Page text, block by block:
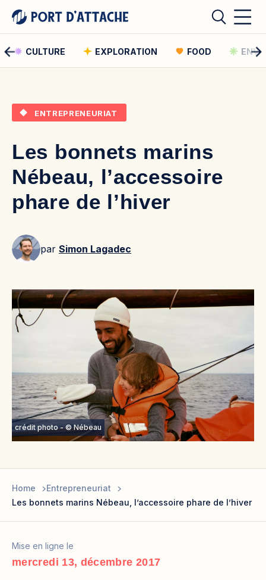
CULTURE EXPLORATION FOOD
Comment pouvons-nous vous aider ?
Rechercher
ENTREPRENEURIAT
Les bonnets marins
Nébeau, l’accessoire
phare de l’hiver
par Simon Lagadec
crédit photo - © Nébeau
Home
Entrepreneuriat
Les bonnets marins Nébeau, l’accessoire phare de l’hiver
Mise en ligne le
mercredi 13, décembre 2017